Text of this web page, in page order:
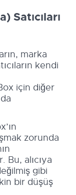
Satıcıları
marka
kendi
için diğer
zorunda
Bu, alıcıya
gibi
bir düşüş